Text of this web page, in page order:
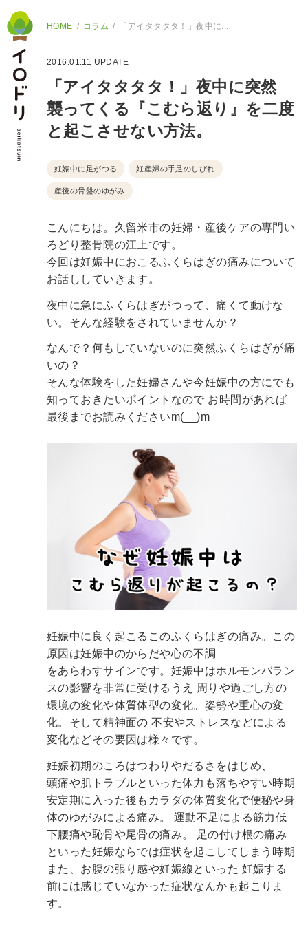
HOME コラム 「アイタタタタ！」夜中に...
2016.01.11 UPDATE
「アイタタタタ！」夜中に突然
襲ってくる『こむら返り』を二度
と起こさせない方法。
妊娠中に足がつる 妊産婦の手足のしびれ
産後の骨盤のゆがみ
こんにちは。久留米市の妊婦・産後ケアの専門い
ろどり整骨院の江上です。
今回は妊娠中におこるふくらはぎの痛みについて
お話ししていきます。
夜中に急にふくらはぎがつって、痛くて動けな
い。そんな経験をされていませんか？
なんで？何もしていないのに突然ふくらはぎが痛
いの？
そんな体験をした妊婦さんや今妊娠中の方にでも
知っておきたいポイントなので お時間があれば
最後までお読みくださいm(__)m
妊娠中に良く起こるこのふくらはぎの痛み。この
原因は妊娠中のからだや心の不調
をあらわすサインです。妊娠中はホルモンバラン
スの影響を非常に受けるうえ
周りや過ごし方の
環境の変化や体質体型の変化。姿勢や重心の変
化。そして精神面の 不安やストレスなどによる
変化などその要因は様々です。
妊娠初期のころはつわりやだるさをはじめ、
頭痛や肌トラブルといった体力も落ちやすい時期
安定期に入った後もカラダの体質変化で便秘や身
体のゆがみによる痛み。
運動不足による筋力低
下腰痛や恥骨や尾骨の痛み。
足の付け根の痛み
といった妊娠ならでは症状を起こしてしまう時期
また、お腹の張り感や妊娠線といった 妊娠する
前には感じていなかった症状なんかも起こりま
す。